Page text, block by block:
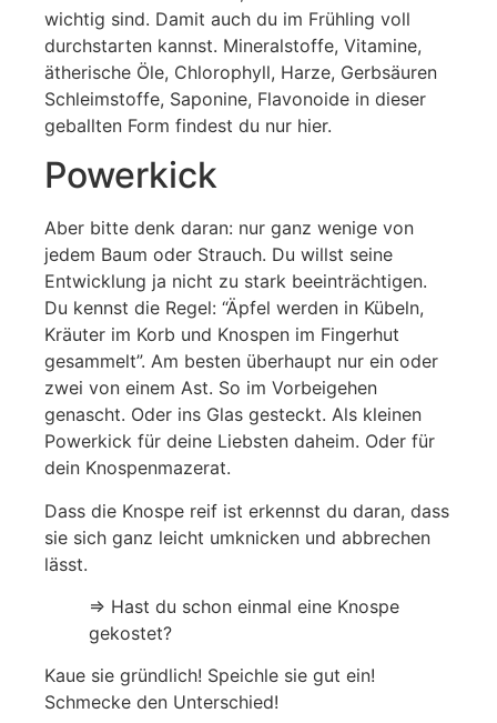
wichtig sind. Damit auch du im Frühling voll
durchstarten kannst. Mineralstoffe, Vitamine,
ätherische Öle, Chlorophyll, Harze, Gerbsäuren
Schleimstoffe, Saponine, Flavonoide in dieser
geballten Form findest du nur hier.
Powerkick
Aber bitte denk daran: nur ganz wenige von
jedem Baum oder Strauch. Du willst seine
Entwicklung ja nicht zu stark beeinträchtigen.
Du kennst die Regel: “Äpfel werden in Kübeln,
Kräuter im Korb und Knospen im Fingerhut
gesammelt”. Am besten überhaupt nur ein oder
zwei von einem Ast. So im Vorbeigehen
genascht. Oder ins Glas gesteckt. Als kleinen
Powerkick für deine Liebsten daheim. Oder für
dein Knospenmazerat.
Dass die Knospe reif ist erkennst du daran, dass
sie sich ganz leicht umknicken und abbrechen
lässt.
⇒ Hast du schon einmal eine Knospe
gekostet?
Kaue sie gründlich! Speichle sie gut ein!
Schmecke den Unterschied!